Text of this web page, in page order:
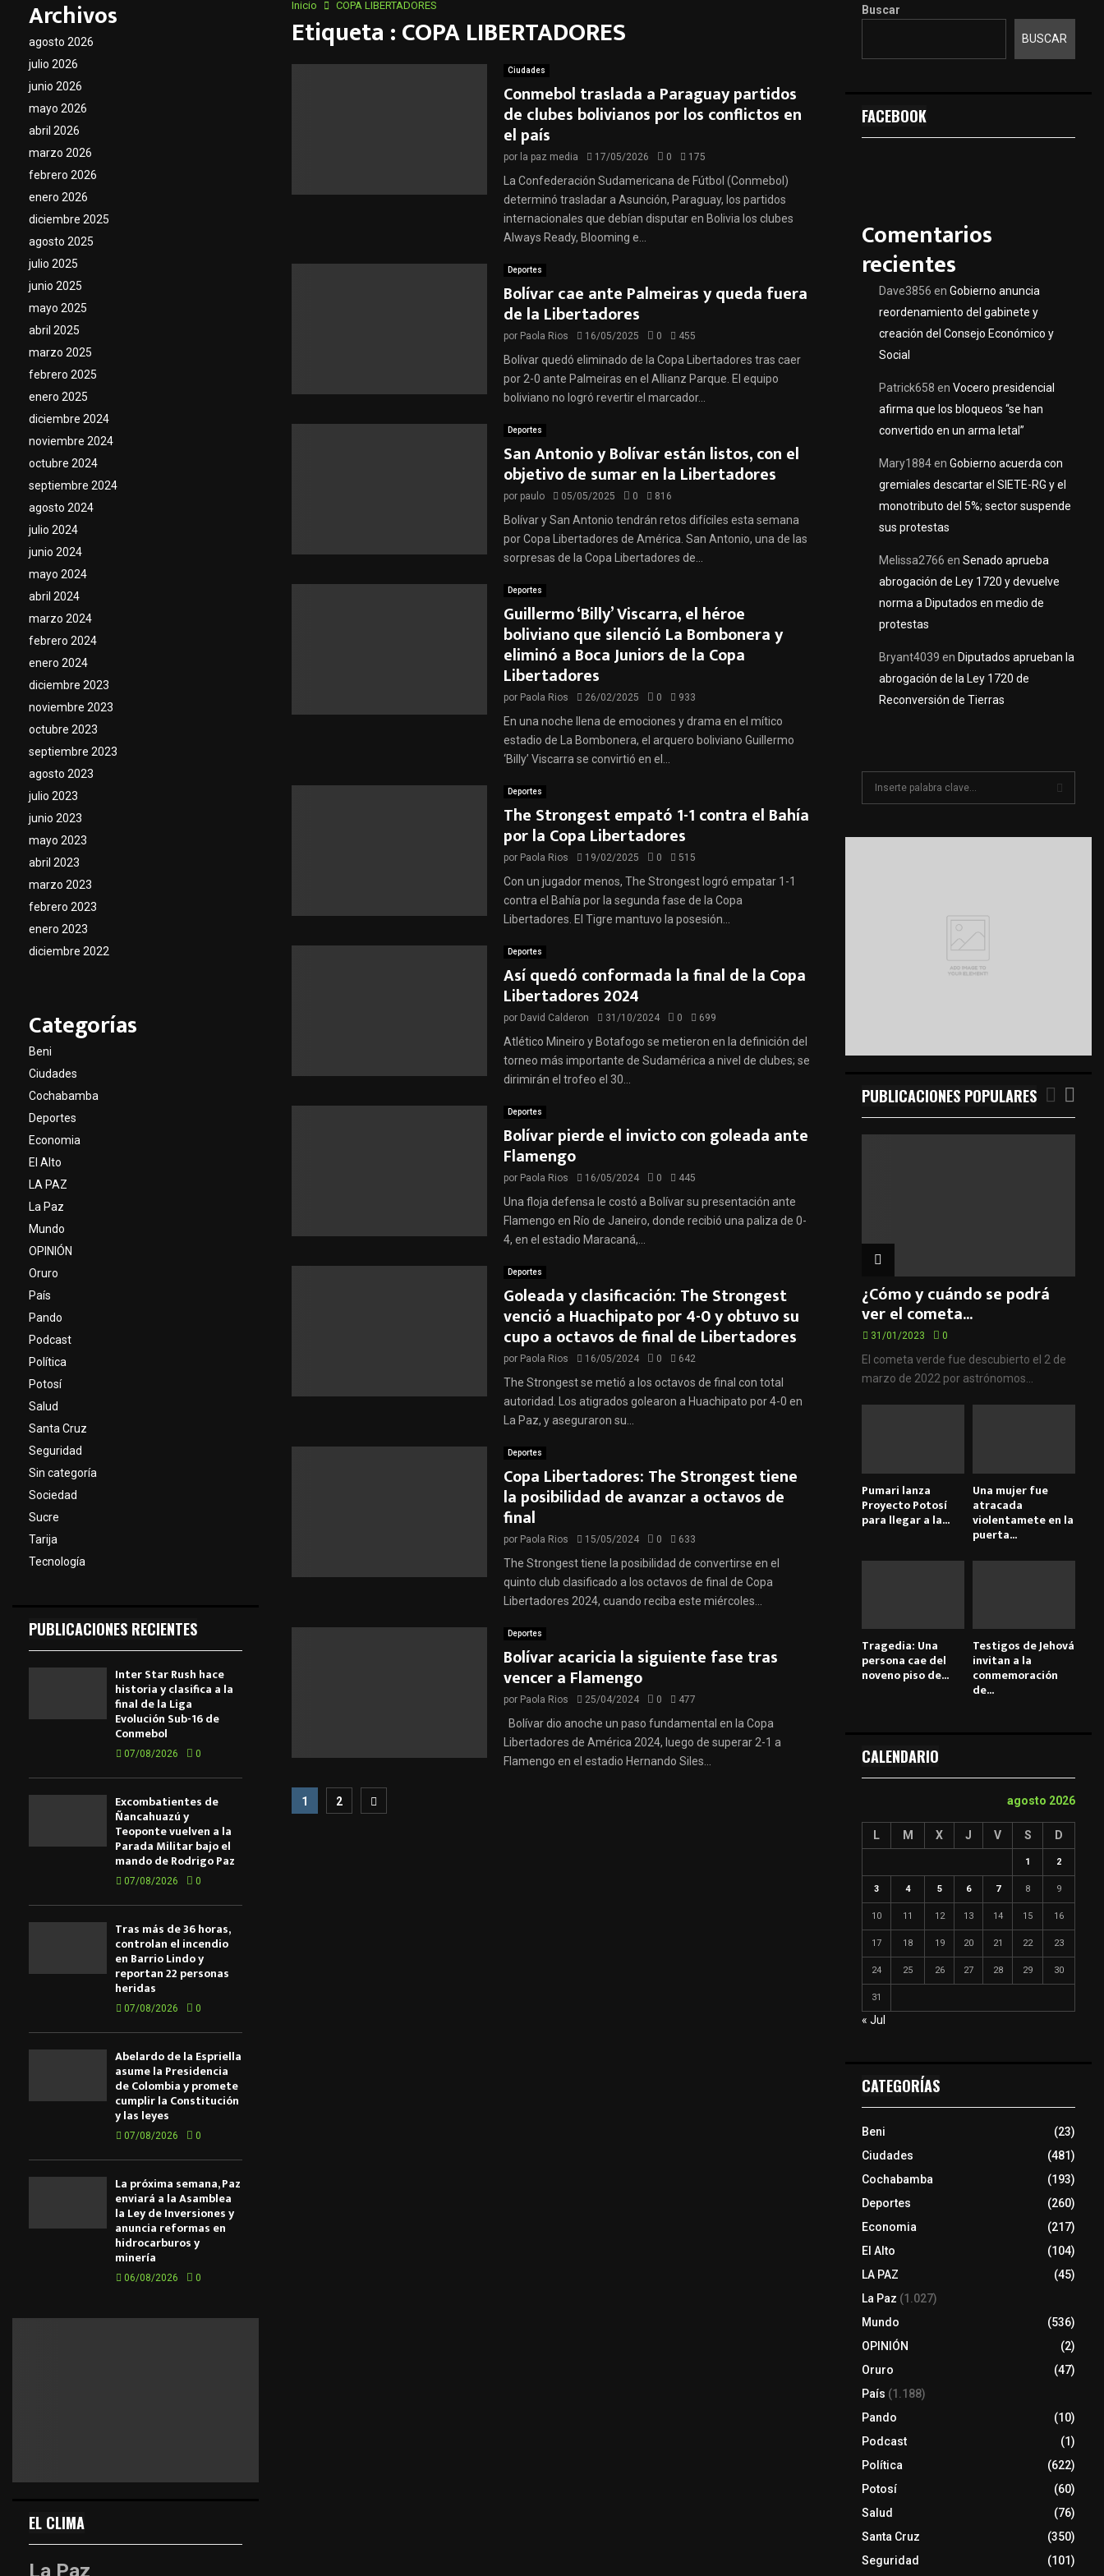
Inicio COPA LIBERTADORES
Etiqueta : COPA LIBERTADORES
Ciudades
Conmebol traslada a Paraguay partidos
de clubes bolivianos por los conflictos en
el país
por la paz media 17/05/2026 0 175
La Confederación Sudamericana de Fútbol (Conmebol)
determinó trasladar a Asunción, Paraguay, los partidos
internacionales que debían disputar en Bolivia los clubes
Always Ready, Blooming e...
Deportes
Bolívar cae ante Palmeiras y queda fuera
de la Libertadores
por Paola Rios 16/05/2025 0 455
Bolívar quedó eliminado de la Copa Libertadores tras caer
por 2-0 ante Palmeiras en el Allianz Parque. El equipo
boliviano no logró revertir el marcador...
Deportes
San Antonio y Bolívar están listos, con el
objetivo de sumar en la Libertadores
por paulo 05/05/2025 0 816
Bolívar y San Antonio tendrán retos difíciles esta semana
por Copa Libertadores de América. San Antonio, una de las
sorpresas de la Copa Libertadores de...
Deportes
Guillermo ‘Billy’ Viscarra, el héroe
boliviano que silenció La Bombonera y
eliminó a Boca Juniors de la Copa
Libertadores
por Paola Rios 26/02/2025 0 933
En una noche llena de emociones y drama en el mítico
estadio de La Bombonera, el arquero boliviano Guillermo
‘Billy’ Viscarra se convirtió en el...
Deportes
The Strongest empató 1-1 contra el Bahía
por la Copa Libertadores
por Paola Rios 19/02/2025 0 515
Con un jugador menos, The Strongest logró empatar 1-1
contra el Bahía por la segunda fase de la Copa
Libertadores. El Tigre mantuvo la posesión...
Deportes
Así quedó conformada la final de la Copa
Libertadores 2024
por David Calderon 31/10/2024 0 699
Atlético Mineiro y Botafogo se metieron en la definición del
torneo más importante de Sudamérica a nivel de clubes; se
dirimirán el trofeo el 30...
Deportes
Bolívar pierde el invicto con goleada ante
Flamengo
por Paola Rios 16/05/2024 0 445
Una floja defensa le costó a Bolívar su presentación ante
Flamengo en Río de Janeiro, donde recibió una paliza de 0-
4, en el estadio Maracaná,...
Deportes
Goleada y clasificación: The Strongest
venció a Huachipato por 4-0 y obtuvo su
cupo a octavos de final de Libertadores
por Paola Rios 16/05/2024 0 642
The Strongest se metió a los octavos de final con total
autoridad. Los atigrados golearon a Huachipato por 4-0 en
La Paz, y aseguraron su...
Deportes
Copa Libertadores: The Strongest tiene
la posibilidad de avanzar a octavos de
final
por Paola Rios 15/05/2024 0 633
The Strongest tiene la posibilidad de convertirse en el
quinto club clasificado a los octavos de final de Copa
Libertadores 2024, cuando reciba este miércoles...
Deportes
Bolívar acaricia la siguiente fase tras
vencer a Flamengo
por Paola Rios 25/04/2024 0 477
Bolívar dio anoche un paso fundamental en la Copa
Libertadores de América 2024, luego de superar 2-1 a
Flamengo en el estadio Hernando Siles...
Paginación
1 2
Archivos
agosto 2026
julio 2026
junio 2026
mayo 2026
abril 2026
marzo 2026
febrero 2026
enero 2026
diciembre 2025
agosto 2025
julio 2025
junio 2025
mayo 2025
abril 2025
marzo 2025
febrero 2025
enero 2025
diciembre 2024
noviembre 2024
octubre 2024
septiembre 2024
agosto 2024
julio 2024
junio 2024
mayo 2024
abril 2024
marzo 2024
febrero 2024
enero 2024
diciembre 2023
noviembre 2023
octubre 2023
septiembre 2023
agosto 2023
julio 2023
junio 2023
mayo 2023
abril 2023
marzo 2023
febrero 2023
enero 2023
diciembre 2022
Categorías
Beni
Ciudades
Cochabamba
Deportes
Economia
El Alto
LA PAZ
La Paz
Mundo
OPINIÓN
Oruro
País
Pando
Podcast
Política
Potosí
Salud
Santa Cruz
Seguridad
Sin categoría
Sociedad
Sucre
Tarija
Tecnología
PUBLICACIONES RECIENTES
Inter Star Rush hace
historia y clasifica a la
final de la Liga
Evolución Sub-16 de
Conmebol
07/08/2026 0
Excombatientes de
Ñancahuazú y
Teoponte vuelven a la
Parada Militar bajo el
mando de Rodrigo Paz
07/08/2026 0
Tras más de 36 horas,
controlan el incendio
en Barrio Lindo y
reportan 22 personas
heridas
07/08/2026 0
Abelardo de la Espriella
asume la Presidencia
de Colombia y promete
cumplir la Constitución
y las leyes
07/08/2026 0
La próxima semana, Paz
enviará a la Asamblea
la Ley de Inversiones y
anuncia reformas en
hidrocarburos y
minería
06/08/2026 0
EL CLIMA
La Paz
Buscar
BUSCAR
FACEBOOK
Comentarios
recientes
Dave3856 en Gobierno anuncia
reordenamiento del gabinete y
creación del Consejo Económico y
Social
Patrick658 en Vocero presidencial
afirma que los bloqueos “se han
convertido en un arma letal”
Mary1884en Gobierno acuerda con
gremiales descartar el SIETE-RG y el
monotributo del 5%; sector suspende
sus protestas
Melissa2766 en Senado aprueba
abrogación de Ley 1720 y devuelve
norma a Diputados en medio de
protestas
Bryant4039 en Diputados aprueban la
abrogación de la Ley 1720 de
Reconversión de Tierras
PUBLICACIONES POPULARES
¿Cómo y cuándo se podrá
ver el cometa...
31/01/2023 0
El cometa verde fue descubierto el 2 de
marzo de 2022 por astrónomos...
Pumari lanza
Proyecto Potosí
para llegar a la...
Una mujer fue
atracada
violentamete en la
puerta...
Tragedia: Una
persona cae del
noveno piso de...
Testigos de Jehová
invitan a la
conmemoración
de...
CALENDARIO
agosto 2026
L M X J V S D
1 2
3 4 5 6 7 8 9
10 11 12 13 14 15 16
17 18 19 20 21 22 23
24 25 26 27 28 29 30
31
« Jul
CATEGORÍAS
Beni
(23)
Ciudades
(481)
Cochabamba
(193)
Deportes
(260)
Economia
(217)
El Alto
(104)
LA PAZ
(45)
La Paz (1.027)
Mundo
(536)
OPINIÓN
(2)
Oruro
(47)
País (1.188)
Pando
(10)
Podcast
(1)
Política
(622)
Potosí
(60)
Salud
(76)
Santa Cruz
(350)
Seguridad
(101)